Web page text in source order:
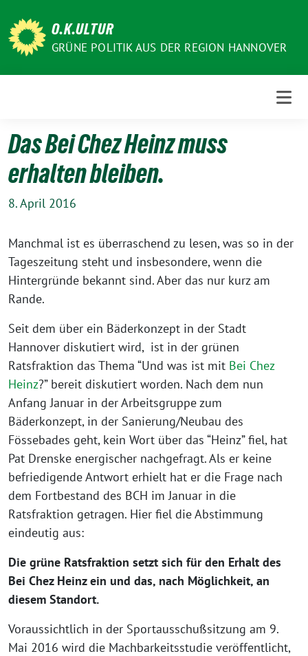
zum
Inhalt
O.K.ULTUR
GRÜNE POLITIK AUS DER REGION HANNOVER
Das Bei Chez Heinz muss
erhalten bleiben.
8. April 2016
Manchmal ist es überraschend zu lesen, was so in der
Tageszeitung steht und insbesondere, wenn die
Hintergründe bekannt sind. Aber das nur kurz am
Rande.
Seit dem über ein Bäderkonzept in der Stadt
Hannover diskutiert wird, ist in der grünen
Ratsfraktion das Thema “Und was ist mit Bei Chez
Heinz?” bereit diskutiert worden. Nach dem nun
Anfang Januar in der Arbeitsgruppe zum
Bäderkonzept, in der Sanierung/Neubau des
Fössebades geht, kein Wort über das “Heinz” fiel, hat
Pat Drenske energischer nachgefragt. Als er keine
befriedigende Antwort erhielt hat er die Frage nach
dem Fortbestand des BCH im Januar in die
Ratsfraktion getragen. Hier fiel die Abstimmung
eindeutig aus:
Die grüne Ratsfraktion setzt sich für den Erhalt des
Bei Chez Heinz ein und das, nach Möglichkeit, an
diesem Standort.
Voraussichtlich in der Sportausschußsitzung am 9.
Mai 2016 wird die Machbarkeitsstudie veröffentlicht,